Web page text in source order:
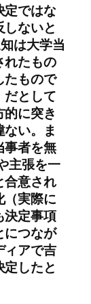
定ではな
しないと
は大学当
れたもの
たもので
だとして
に突き
い。ま
事者を無
主張を一
合意され
（実際に
決定事項
につなが
ィアで吉
したと